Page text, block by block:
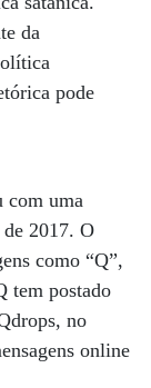
da
pode
com uma
2017. O
como “Q”,
tem postado
no
online